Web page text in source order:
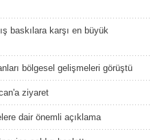
baskılara karşı en büyük
bölgesel gelişmeleri görüştü
ziyaret
dair önemli açıklama